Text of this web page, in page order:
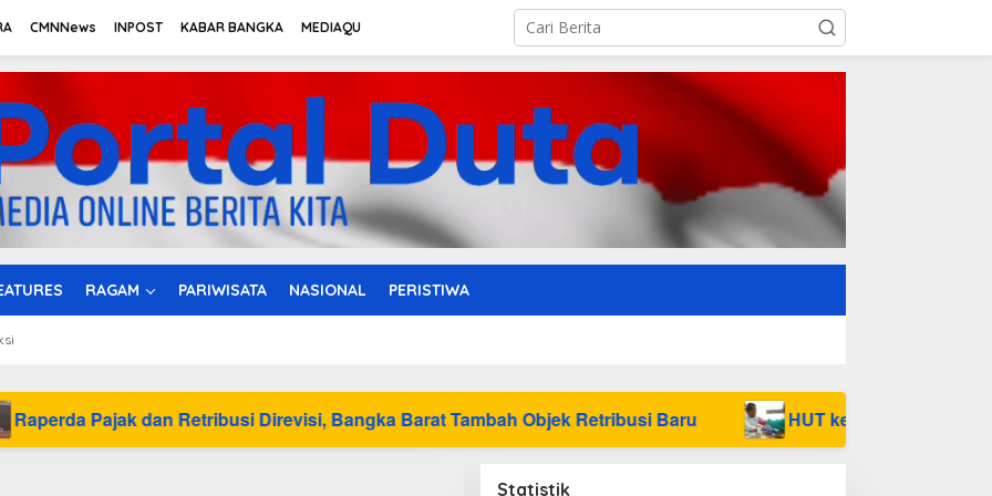
CMNNews INPOST KABAR BANGKA MEDIAQU
RAGAM PARIWISATA NASIONAL PERISTIWA
Retribusi Direvisi, Bangka Barat Tambah Objek Retribusi Baru HUT ke-50 PT Timah Hadirkan Layanan
Statistik